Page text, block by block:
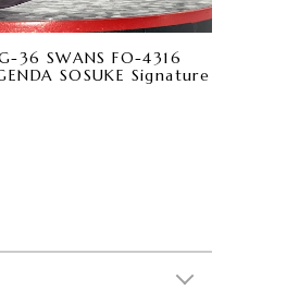
36 SWANS FO-4316
SOSUKE Signature